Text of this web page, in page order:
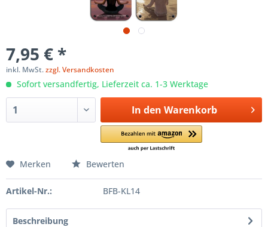
7,95 € *
inkl. MwSt.zzgl. Versandkosten
Sofort versandfertig, Lieferzeit ca. 1-3 Werktage
In den Warenkorb
Merken Bewerten
Artikel-Nr.: BFB-KL14
Beschreibung